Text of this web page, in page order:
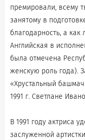
премировали, всему
занятому в
благодарность, а
Английская в
была отмечена
женскую роль года).
«Хрустальный
1991 г. Светлане
В 1991 году актриса
заслуженной